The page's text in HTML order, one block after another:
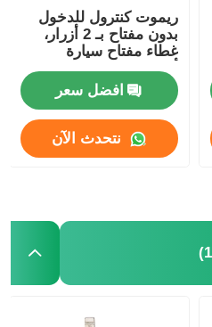
ريموت كنترول للدخول
بدون مفتاح بـ 2 أزرار،
غطاء مفتاح سيارة
أوتوماتيكي لـ E38 E39
E36 Z3
افضل سعر
نتحدث الآن